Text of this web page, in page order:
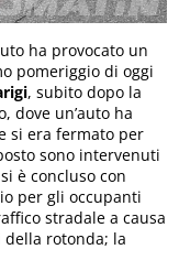
ha provocato un
pomeriggio di oggi
, subito dopo la
dove un’auto ha
si era fermato per
sono intervenuti
è concluso con
per gli occupanti
stradale a causa
della rotonda; la